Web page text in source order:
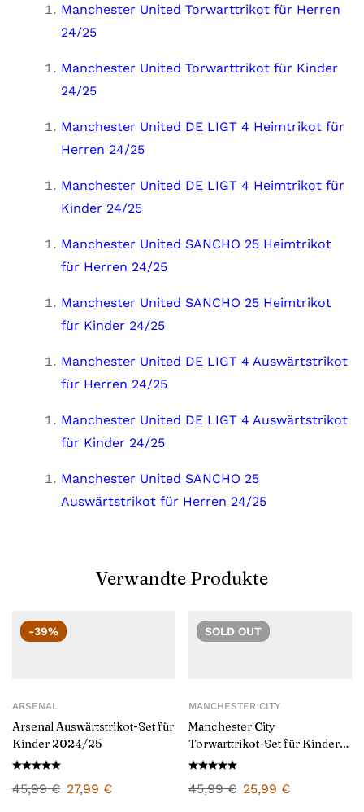
Manchester United Torwarttrikot für Herren
24/25
Manchester United Torwarttrikot für Kinder
24/25
Manchester United DE LIGT 4 Heimtrikot für
Herren 24/25
Manchester United DE LIGT 4 Heimtrikot für
Kinder 24/25
Manchester United SANCHO 25 Heimtrikot
für Herren 24/25
Manchester United SANCHO 25 Heimtrikot
für Kinder 24/25
Manchester United DE LIGT 4 Auswärtstrikot
für Herren 24/25
Manchester United DE LIGT 4 Auswärtstrikot
für Kinder 24/25
Manchester United SANCHO 25
Auswärtstrikot für Herren 24/25
Verwandte Produkte
-39%
ARSENAL
Arsenal Auswärtstrikot-Set für
Kinder 2024/25
45,99€ 27,99 €
SOLD OUT
MANCHESTER CITY
Manchester City
Torwarttrikot-Set für Kinder
2024/25
45,99€ 25,99 €